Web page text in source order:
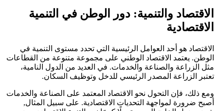
الاقتصاد والتنمية: دور الوطن في التنمية
الاقتصادية
الاقتصاد هو أحد العوامل الرئيسية التي تحدد مستوى التنمية في
الوطن. يعتمد الاقتصاد الوطني على مجموعة متنوعة من القطاعات
مثل الزراعة والصناعة والخدمات. في العديد من الدول النامية،
تعتبر الزراعة المصدر الرئيسي للدخل وتوظيف السكان.
ومع ذلك، فإن التحول نحو الاقتصاد المعتمد على الصناعة والخدمات
أصبح ضرورة لمواجهة التحديات الاقتصادية. على سبيل المثال,